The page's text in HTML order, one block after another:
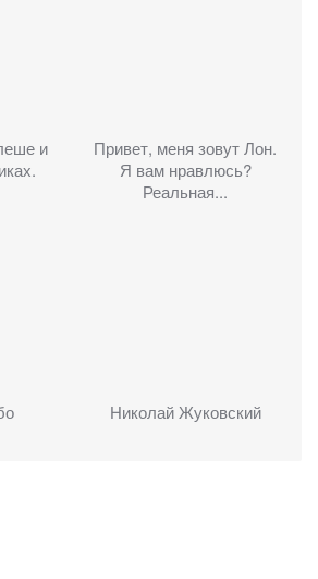
и
Привет, меня зовут Лон.
Я вам нравлюсь?
Реальная...
Николай Жуковский